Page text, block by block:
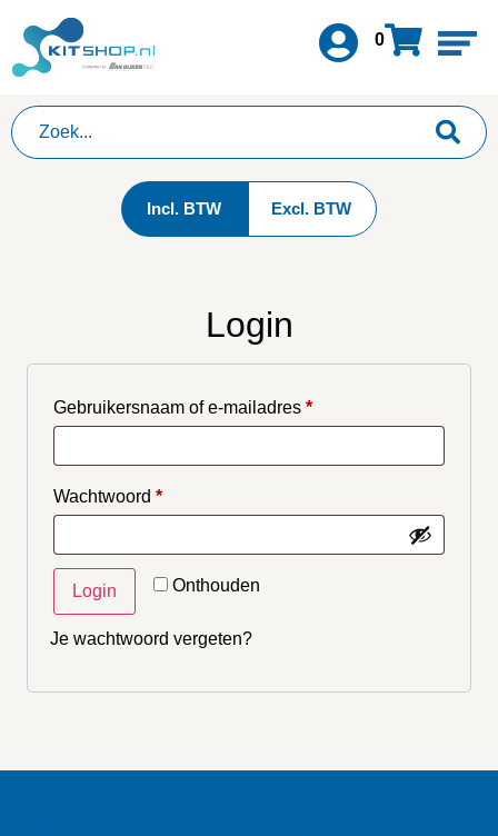
0
Incl. BTW Excl. BTW
Login
Gebruikersnaam of e-mailadres *
Wachtwoord *
Onthouden
Login
Je wachtwoord vergeten?